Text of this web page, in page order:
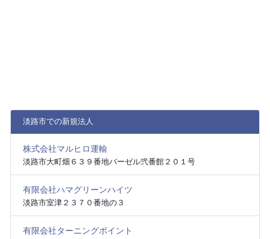
淡路市での新規法人
株式会社マルヒロ運輸
淡路市大町畑６３９番地バーゼル弐番館２０１号
有限会社ハマグリーンハイツ
淡路市室津２３７０番地の３
有限会社ターニングポイント